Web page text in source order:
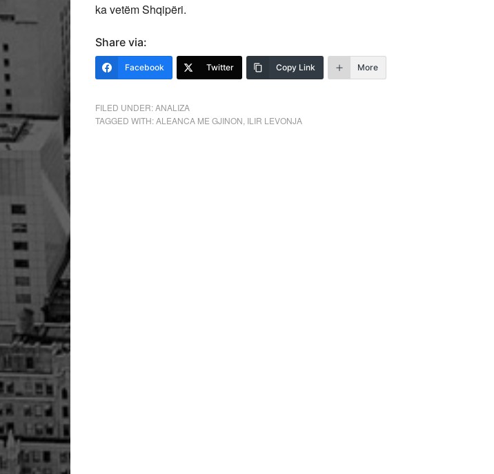
ka vetëm Shqipëri.
Share via:
Facebook Twitter Copy Link More
FILED UNDER:ANALIZA
TAGGED WITH:ALEANCA ME GJINON ILIR LEVONJA